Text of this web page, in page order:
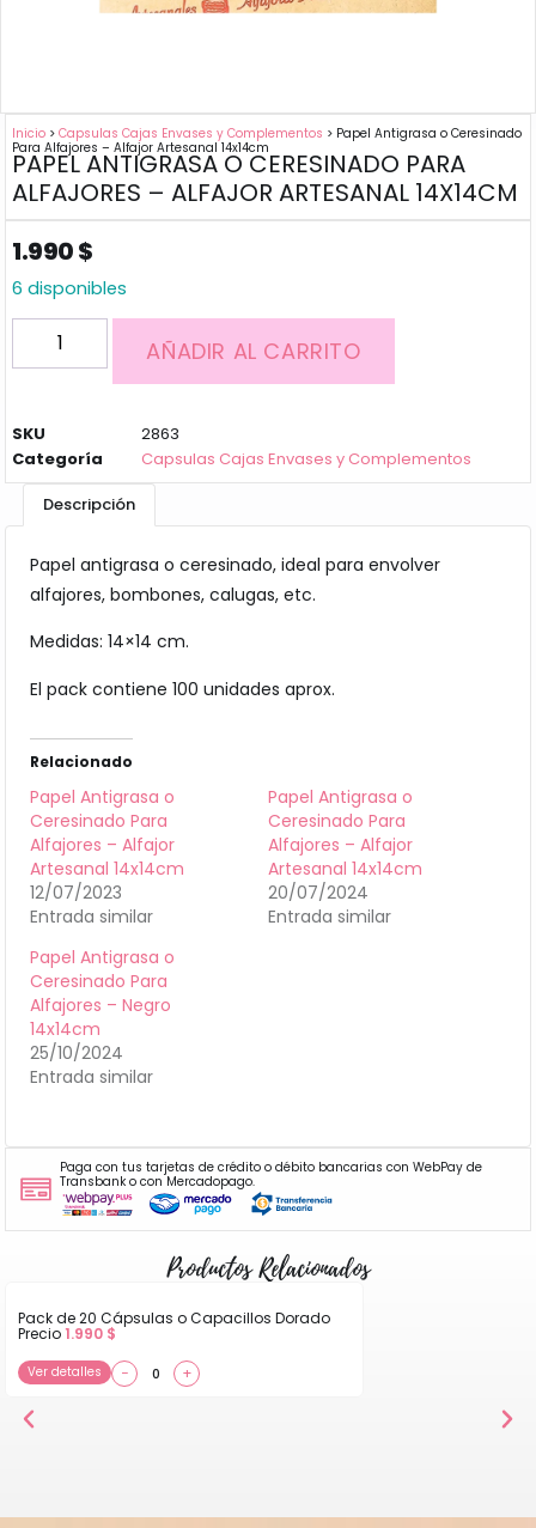
Inicio >Capsulas Cajas Envases y Complementos > Papel Antigrasa o Ceresinado
Para Alfajores – Alfajor Artesanal 14x14cm
PAPEL ANTIGRASA O CERESINADO PARA
ALFAJORES – ALFAJOR ARTESANAL 14X14CM
1.990$
6 disponibles
AÑADIR AL CARRITO
SKU
2863
Categoría
Capsulas Cajas Envases y Complementos
Descripción
Papel antigrasa o ceresinado, ideal para envolver
alfajores, bombones, calugas, etc.
Medidas: 14×14 cm.
El pack contiene 100 unidades aprox.
Relacionado
Papel Antigrasa o
Ceresinado Para
Alfajores – Alfajor
Artesanal 14x14cm
12/07/2023
Entrada similar
Papel Antigrasa o
Ceresinado Para
Alfajores – Alfajor
Artesanal 14x14cm
20/07/2024
Entrada similar
Papel Antigrasa o
Ceresinado Para
Alfajores – Negro
14x14cm
25/10/2024
Entrada similar
Paga con tus tarjetas de crédito o débito bancarias con WebPay de
Transbank o con Mercadopago.
Productos Relacionados
Pack de 20 Cápsulas o Capacillos Dorado
Precio 1.990 $
Ver detalles − +